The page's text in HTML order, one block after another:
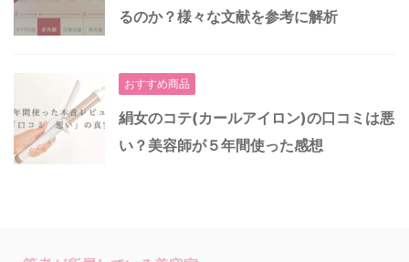
るのか？様々な文献を参考に解析
おすすめ商品
絹女のコテ(カールアイロン)の口コミは悪
い？美容師が５年間使った感想